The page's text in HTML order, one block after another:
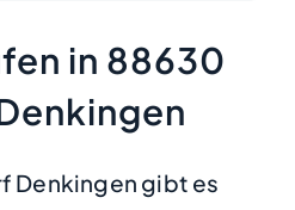
in 88630
Denkingen gibt es